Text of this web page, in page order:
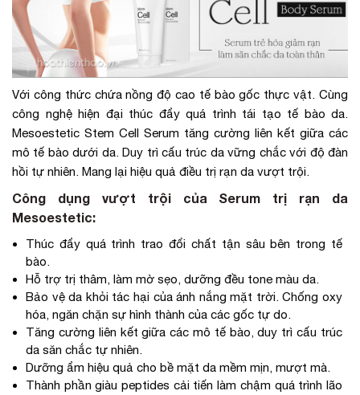
Với công thức chứa nồng độ cao tế bào gốc thực vật. Cùng
công nghệ hiện đại thúc đẩy quá trình tái tạo tế bào da.
Mesoestetic Stem Cell Serum tăng cường liên kết giữa các
mô tế bào dưới da. Duy trì cấu trúc da vững chắc với độ đàn
hồi tự nhiên. Mang lại hiệu quả điều trị rạn da vượt trội.
Công dụng vượt trội của Serum trị rạn da
Mesoestetic:
Thúc đẩy quá trình trao đổi chất tận sâu bên trong tế
bào.
Hỗ trợ trị thâm, làm mờ sẹo, dưỡng đều tone màu da.
Bảo vệ da khỏi tác hại của ánh nắng mặt trời. Chống oxy
hóa, ngăn chặn sự hình thành của các gốc tự do.
Tăng cường liên kết giữa các mô tế bào, duy trì cấu trúc
da săn chắc tự nhiên.
Dưỡng ẩm hiệu quả cho bề mặt da mềm mịn, mượt mà.
Thành phần giàu peptides cải tiến làm chậm quá trình lão